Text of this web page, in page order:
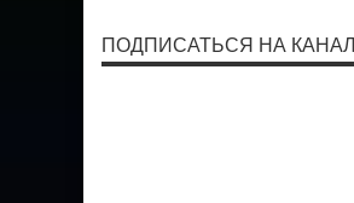
ПОДПИСАТЬСЯ НА КАНАЛ